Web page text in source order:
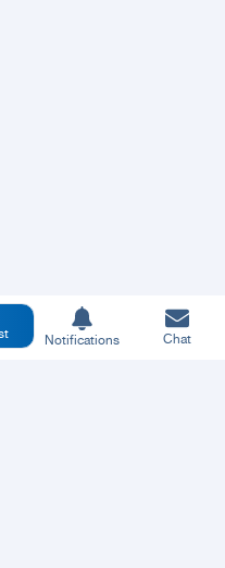
Notifications Chat